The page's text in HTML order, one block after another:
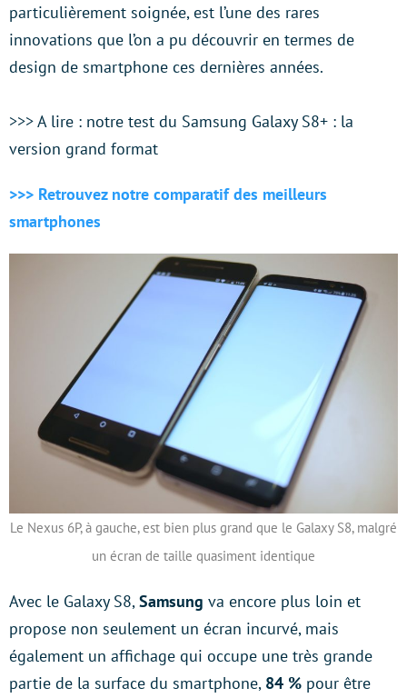
particulièrement soignée, est l’une des rares
innovations que l’on a pu découvrir en termes de
design de smartphone ces dernières années.
>>> A lire : notre test du Samsung Galaxy S8+ : la
version grand format
>>> Retrouvez notre comparatif des meilleurs
smartphones
Le Nexus 6P, à gauche, est bien plus grand que le Galaxy S8, malgré
un écran de taille quasiment identique
Avec le Galaxy S8,Samsung va encore plus loin et
propose non seulement un écran incurvé, mais
également un affichage qui occupe une très grande
partie de la surface du smartphone, 84 % pour être